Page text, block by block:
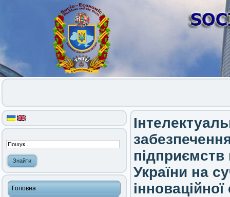
Головна
України на